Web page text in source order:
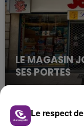
LE MAGASIN
SES PORTES
C'était l'une des
rémois. Le
fermer ses
TITRESLe respect